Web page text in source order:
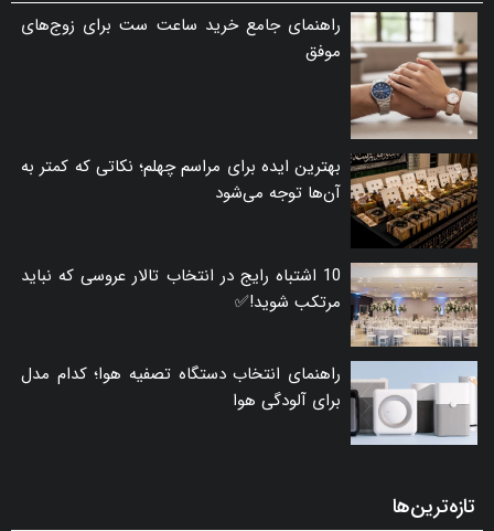
راهنمای جامع خرید ساعت ست برای زوج‌های
موفق
بهترین ایده برای مراسم چهلم؛ نکاتی که کمتر به
آن‌ها توجه می‌شود
10 اشتباه رایج در انتخاب تالار عروسی که نباید
مرتکب شوید!✅
راهنمای انتخاب دستگاه تصفیه هوا؛ کدام مدل
برای آلودگی هوا
تازه‌ترین‌ها